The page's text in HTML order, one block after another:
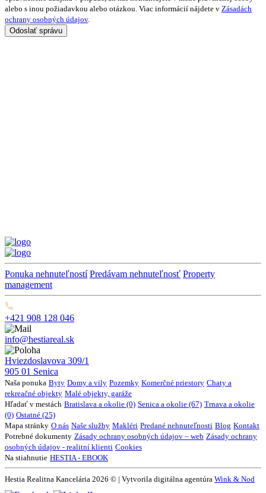
alebo s inou požiadavkou alebo otázkou. Viac informácií nájdete v Zásadách
ochrany osobných údajov.
Ponuka nehnuteľností Predávam nehnuteľnosť Property
management
+421 908 128 046
info@hestiareal.sk
Hviezdoslavova 309/1
905 01 Senica
Naša ponuka Byty Domy a vily Pozemky Komerčné priestory Chaty a
rekreačné objekty Malé objekty, garáže
Hľadať v mestách Bratislava a okolie (0) Senica a okolie (67) Trnava a okolie
(0) Ostatné (25)
Mapa stránky O nás Naše služby Makléri Predané nehnuteľnosti Blog Kontakt
Potrebné dokumenty Zásady ochrany osobných údajov – web Zásady ochrany
osobných údajov - realitní klienti Cookies
Na stiahnutie HESTIA - EBOOK
Hestia Realitna Kancelária 2026 © | Vytvorila digitálna agentúra Wink & Nod